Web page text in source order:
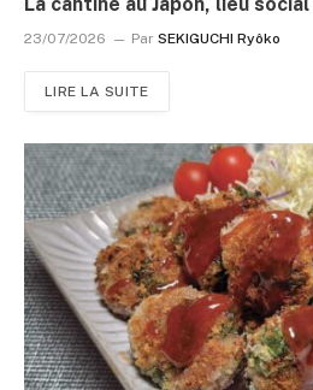
La cantine au Japon, lieu
23/07/2026 Par SEKIGUCHI Ryôko
LIRE LA SUITE